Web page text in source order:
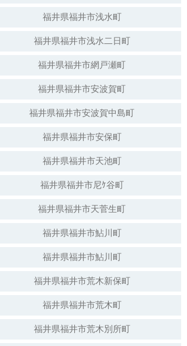
福井県福井市浅水町
福井県福井市浅水二日町
福井県福井市網戸瀬町
福井県福井市安波賀町
福井県福井市安波賀中島町
福井県福井市安保町
福井県福井市天池町
福井県福井市尼ｹ谷町
福井県福井市天菅生町
福井県福井市鮎川町
福井県福井市鮎川町
福井県福井市荒木新保町
福井県福井市荒木町
福井県福井市荒木別所町